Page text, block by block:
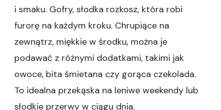
i smaku. Gofry, słodka rozkosz, która robi
furorę na każdym kroku. Chrupiące na
zewnątrz, miękkie w środku, można je
podawać z różnymi dodatkami, takimi jak
owoce, bita śmietana czy gorąca czekolada.
To idealna przekąska na leniwe weekendy lub
słodkie przerwy w ciągu dnia.